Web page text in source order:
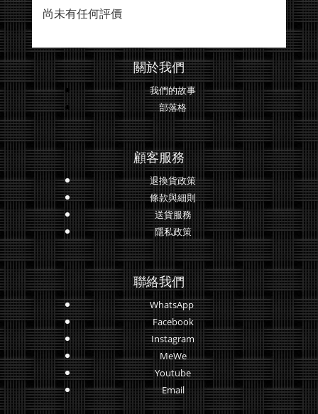
尚未有任何評價
關於我們
我們的故事
部落格
顧客服務
退換貨政策
條款與細則
送貨服務
隱私政策
聯絡我們
WhatsApp
Facebook
Instagram
MeWe
Youtube
Email